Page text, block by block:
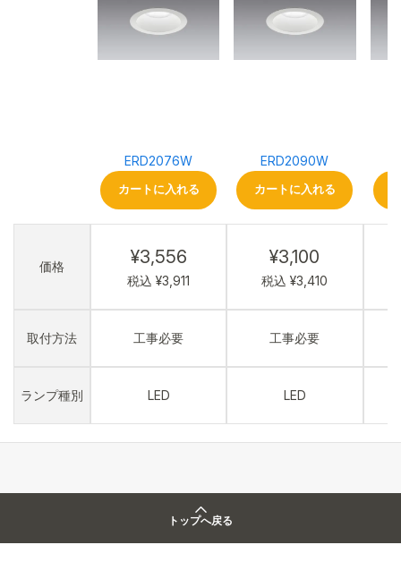
価格
取付方法
ランプ種別
ERD2076W
カートに入れる
¥3,556
税込 ¥3,911
工事必要
LED
ERD2090W
カートに入れる
¥3,100
税込 ¥3,410
工事必要
LED
トップへ戻る